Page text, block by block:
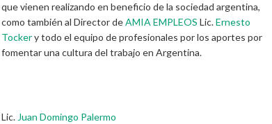
que vienen realizando en beneficio de la sociedad argentina,
como también al Director deAMIA EMPLEOSLic.Ernesto
Tockery todo el equipo de profesionales por los aportes por
fomentar una cultura del trabajo en Argentina.
Lic. Juan Domingo Palermo